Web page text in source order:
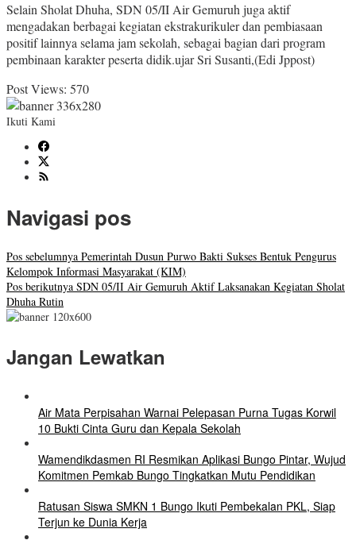
Selain Sholat Dhuha, SDN 05/II Air Gemuruh juga aktif
mengadakan berbagai kegiatan ekstrakurikuler dan pembiasaan
positif lainnya selama jam sekolah, sebagai bagian dari program
pembinaan karakter peserta didik.ujar Sri Susanti,(Edi Jppost)
Post Views: 570
Ikuti Kami
Navigasi pos
Pos sebelumnya Pemerintah Dusun Purwo Bakti Sukses Bentuk Pengurus
Kelompok Informasi Masyarakat (KIM)
Pos berikutnya SDN 05/II Air Gemuruh Aktif Laksanakan Kegiatan Sholat
Dhuha Rutin
Jangan Lewatkan
Air Mata Perpisahan Warnai Pelepasan Purna Tugas Korwil
10 Bukti Cinta Guru dan Kepala Sekolah
Wamendikdasmen RI Resmikan Aplikasi Bungo Pintar, Wujud
Komitmen Pemkab Bungo Tingkatkan Mutu Pendidikan
Ratusan Siswa SMKN 1 Bungo Ikuti Pembekalan PKL, Siap
Terjun ke Dunia Kerja